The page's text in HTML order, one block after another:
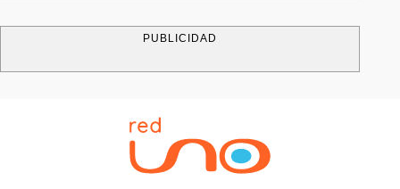
PUBLICIDAD